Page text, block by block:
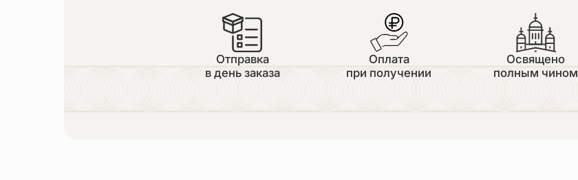
Отправка
в день заказа
Оплата
при получении
Освящено
полным чином